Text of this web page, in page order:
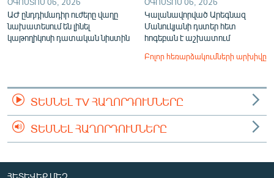
ԱԺ ընդդիմադիր ուժերը վաղը
նախատեսում են լինել
կաթողիկոսի դատական նիստին
Կալանավորված Արեգնազ
Մանուկյանի դստեր հետ
հոգեբան է աշխատում
Բոլոր հեռարձակումների արխիվը
ՏԵՍՆԵԼ TV ՀԱՂՈՐԴՈՒՄՆԵՐԸ
ՏԵՍՆԵԼ ՀԱՂՈՐԴՈՒՄՆԵՐԸ
ՀԵՏԵՎԵՔ ՄԵԶ